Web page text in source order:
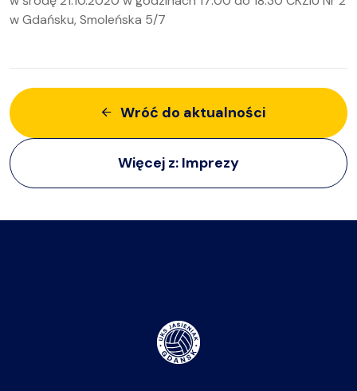
w Gdańsku, Smoleńska 5/7
Wróć do aktualności
Więcej z: Imprezy